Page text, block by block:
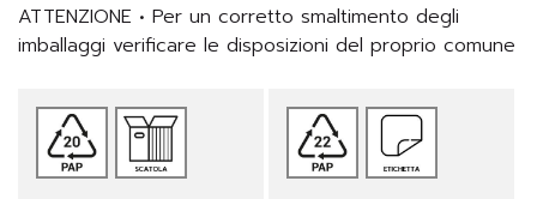
ATTENZIONE • Per un corretto smaltimento degli
imballaggi verificare le disposizioni del proprio comune